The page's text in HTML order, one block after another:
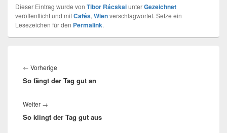
Dieser Eintrag wurde von Tibor RácskaiunterGezeichnet
veröffentlicht und mitCafés, Wienverschlagwortet. Setze ein
Lesezeichen für den Permalink.
← Vorherige
Beitrag:
So fängt der Tag gut an
Weiter →
Beitrag:
So klingt der Tag gut aus